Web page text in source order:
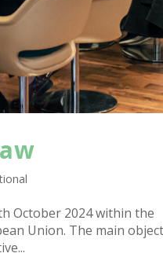
October 2024 within the
Union. The main